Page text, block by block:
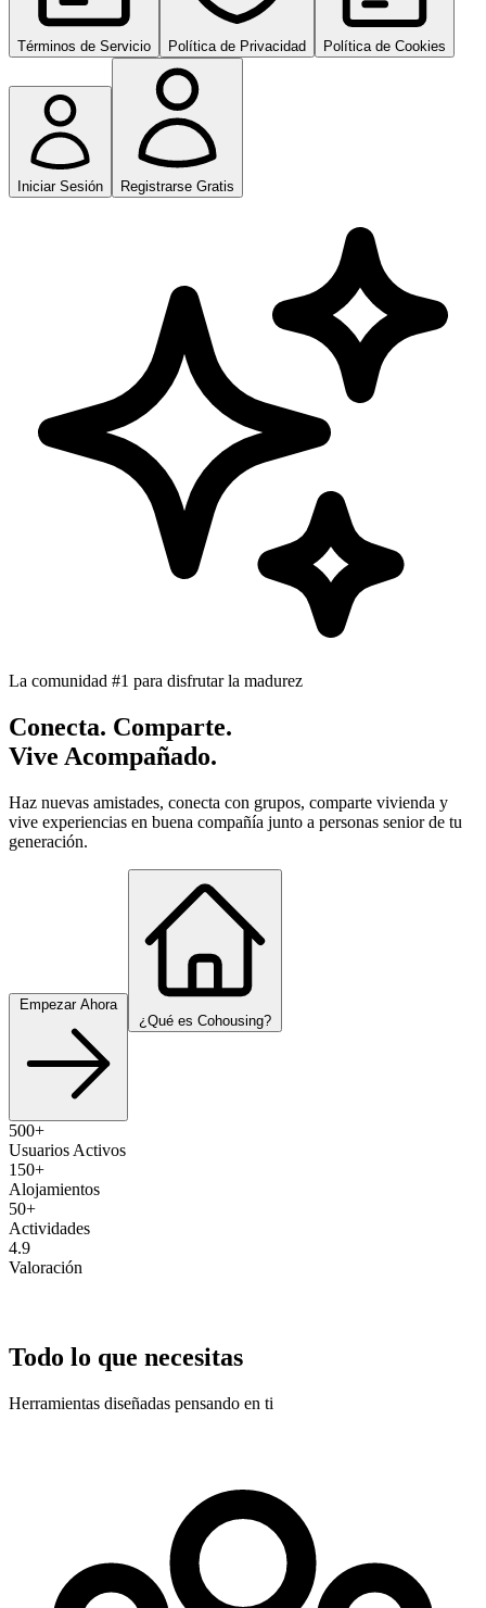
Términos de Servicio Política de Privacidad Política de Cookies
Iniciar Sesión Registrarse Gratis
La comunidad #1 para disfrutar la madurez
Conecta. Comparte.
Vive Acompañado.
Haz nuevas amistades, conecta con grupos, comparte vivienda y
vive experiencias en buena compañía junto a personas senior de tu
generación.
¿Qué es Cohousing?
500+
Usuarios Activos
150+
Alojamientos
50+
Actividades
4.9
Valoración
Todo lo que necesitas
Herramientas diseñadas pensando en ti